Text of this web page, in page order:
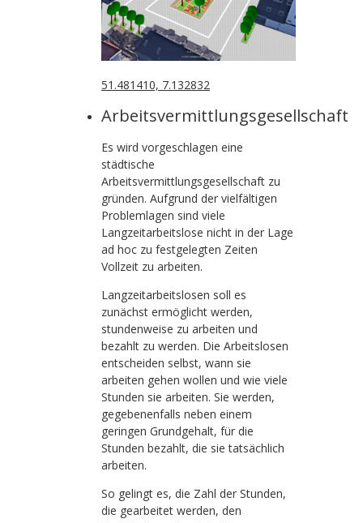
51.481410, 7.132832
Arbeitsvermittlungsgesellschaft
Es wird vorgeschlagen eine
städtische
Arbeitsvermittlungsgesellschaft zu
gründen. Aufgrund der vielfältigen
Problemlagen sind viele
Langzeitarbeitslose nicht in der Lage
ad hoc zu festgelegten Zeiten
Vollzeit zu arbeiten.
Langzeitarbeitslosen soll es
zunächst ermöglicht werden,
stundenweise zu arbeiten und
bezahlt zu werden. Die Arbeitslosen
entscheiden selbst, wann sie
arbeiten gehen wollen und wie viele
Stunden sie arbeiten. Sie werden,
gegebenenfalls neben einem
geringen Grundgehalt, für die
Stunden bezahlt, die sie tatsächlich
arbeiten.
So gelingt es, die Zahl der Stunden,
die gearbeitet werden, den